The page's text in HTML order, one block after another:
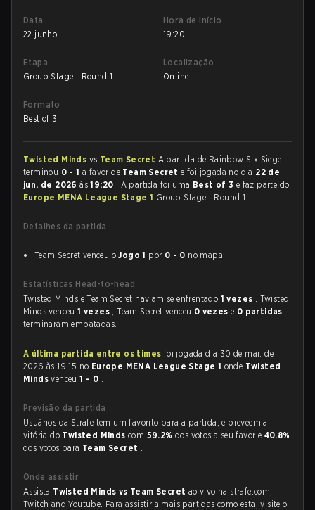
Data
22 junho
Hora de início
19:20
Etapa
Group Stage - Round 1
Localização
Online
Formato
Best of 3
Twisted Minds vs Team Secret A partida de Rainbow Six Siege
terminou 0 - 1 a favor de Team Secrete foi jogada no dia 22 de
jun. de 2026às19:20 . A partida foi uma Best of 3 e faz parte do
Europe MENA League Stage 1 Group Stage - Round 1.
Detalhes da partida
Team Secret venceu oJogo 1 por 0 - 0 no mapa
Estatísticas Head-to-head
Twisted Minds e Team Secret haviam se enfrentado 1 vezes . Twisted
Minds venceu1 vezes , Team Secret venceu 0 vezese 0 partidas
terminaram empatadas.
A última partida entre os times foi jogada dia 30 de mar. de
2026 às 19:15 no Europe MENA League Stage 1 onde Twisted
Mindsvenceu1 - 0 .
Previsão da partida
Usuários da Strafe tem um favorito para a partida, e preveem a
vitória do Twisted Mindscom 59.2%dos votos a seu favor e 40.8%
dos votos para Team Secret .
Onde assistir
Assista Twisted Minds vs Team Secret ao vivo na strafe.com,
Twitch and Youtube. Para assistir a mais partidas como esta, visite o